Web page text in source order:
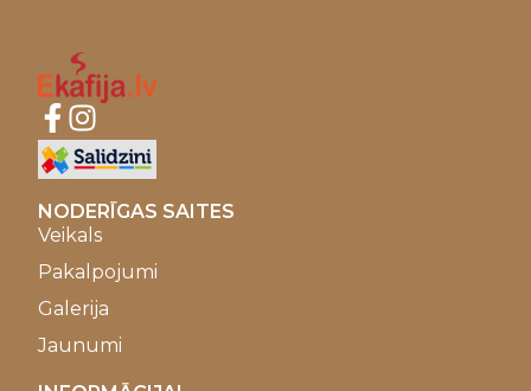
NODERĪGAS SAITES
Veikals
Pakalpojumi
Galerija
Jaunumi